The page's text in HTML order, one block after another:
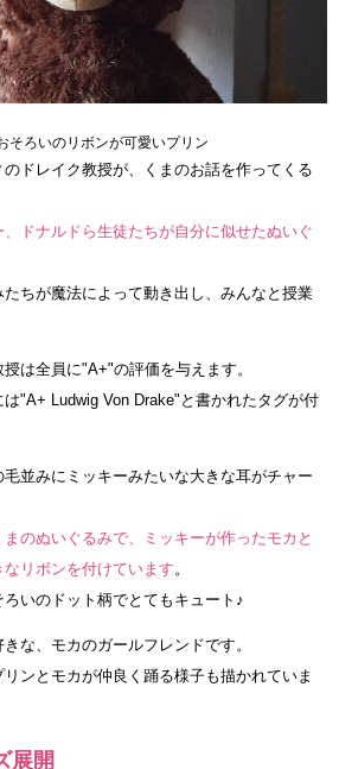
そろいのリボンが可愛いプリン
ドレイク教授が、くまのお話を作ってくる
、ドナルドら生徒たちが自分に似せたぬいぐ
ちが魔法によって動き出し、みんなと授業
は全員に"A+"の評価を与えます。
"A+ Ludwig Von Drake"と書かれたタグが付
並みにミッキーみたいな大きな耳がチャー
のぬいぐるみで、ミッキーが作ったモカと
リボンを付けています。
いのドット柄でとてもキュート♪
な、モカのガールフレンドです。
ンとモカが仲良く踊る様子も描かれていま
展開